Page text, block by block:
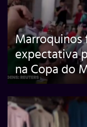
Marroquinos
expectativa
na Copa do